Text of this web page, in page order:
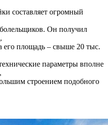
составляет огромный
Он получил
его площадь – свыше 20 тыс.
параметры вполне
строением подобного